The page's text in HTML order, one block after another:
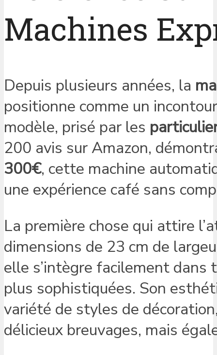
Machines
Depuis plusieurs années, la
positionne comme un
modèle, prisé par les
200 avis sur Amazon,
300€, cette machine
une expérience café sans
La première chose qui attire
dimensions de 23 cm de
elle s’intègre facilement
plus sophistiquées. Son
variété de styles de
délicieux breuvages, mais